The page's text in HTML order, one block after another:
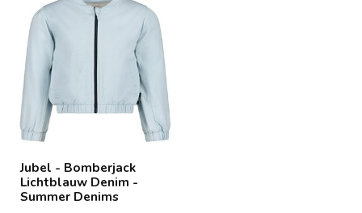
Jubel - Bomberjack
Lichtblauw Denim -
Summer Denims